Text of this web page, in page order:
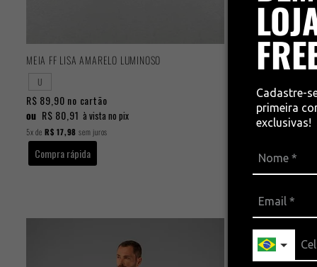
Cadastre-
primeira
exclusivas!
MEIA FF LISA AMARELO LUMINOSO
U
R$ 89,90 no cartão
ou R$ 80,91 à vista no pix
5xde R$ 17,98 sem juros
Compra rápida
BRETELLE
R$ 539,90
ouR$
Compra